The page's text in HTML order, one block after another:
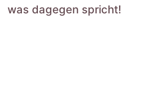
was dagegen spricht!